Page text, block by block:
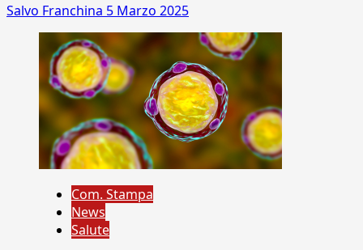
Salvo Franchina 5 Marzo 2025
Com. Stampa
News
Salute